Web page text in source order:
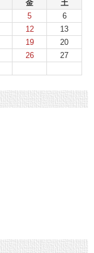
金
土
5
6
12
13
19
20
26
27